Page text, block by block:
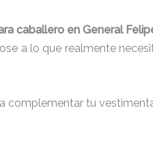
caballero en General
a lo que realmente
complementar tu